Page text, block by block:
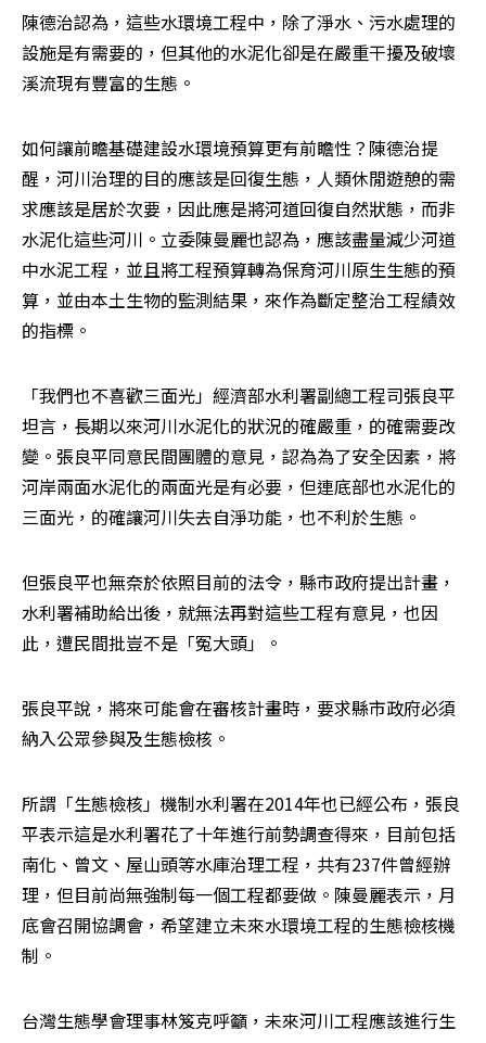
陳德治認為，這些水環境工程中，除了淨水、污水處理的
設施是有需要的，但其他的水泥化卻是在嚴重干擾及破壞
溪流現有豐富的生態。
如何讓前瞻基礎建設水環境預算更有前瞻性？陳德治提
醒，河川治理的目的應該是回復生態，人類休閒遊憩的需
求應該是居於次要，因此應是將河道回復自然狀態，而非
水泥化這些河川。立委陳曼麗也認為，應該盡量減少河道
中水泥工程，並且將工程預算轉為保育河川原生生態的預
算，並由本土生物的監測結果，來作為斷定整治工程績效
的指標。
「我們也不喜歡三面光」經濟部水利署副總工程司張良平
坦言，長期以來河川水泥化的狀況的確嚴重，的確需要改
變。張良平同意民間團體的意見，認為為了安全因素，將
河岸兩面水泥化的兩面光是有必要，但連底部也水泥化的
三面光，的確讓河川失去自淨功能，也不利於生態。
但張良平也無奈於依照目前的法令，縣市政府提出計畫，
水利署補助給出後，就無法再對這些工程有意見，也因
此，遭民間批豈不是「冤大頭」。
張良平說，將來可能會在審核計畫時，要求縣市政府必須
納入公眾參與及生態檢核。
所謂「生態檢核」機制水利署在2014年也已經公布，張良
平表示這是水利署花了十年進行前勢調查得來，目前包括
南化、曾文、屋山頭等水庫治理工程，共有237件曾經辦
理，但目前尚無強制每一個工程都要做。陳曼麗表示，月
底會召開協調會，希望建立未來水環境工程的生態檢核機
制。
台灣生態學會理事林笈克呼籲，未來河川工程應該進行生